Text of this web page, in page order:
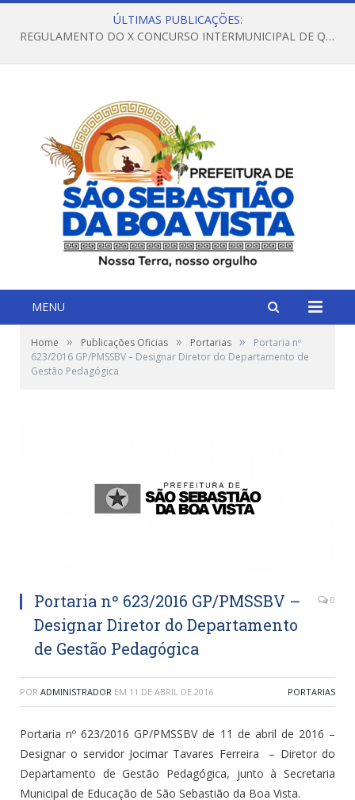
ÚLTIMAS PUBLICAÇÕES:
REGULAMENTO DO X CONCURSO INTERMUNICIPAL DE QUADRILHAS JUNINAS – 2026 – ARRAIÁ DA VENEZA
MENU
Home » Publicações Oficias » Portarias »
Portaria nº
623/2016 GP/PMSSBV – Designar Diretor do Departamento de
Gestão Pedagógica
Portaria nº 623/2016 GP/PMSSBV –
Designar Diretor do Departamento
de Gestão Pedagógica
0
POR ADMINISTRADOR EM 11 DE ABRIL DE 2016 PORTARIAS
Portaria nº 623/2016 GP/PMSSBV de 11 de abril de 2016 –
Designar o servidor Jocimar Tavares Ferreira – Diretor do
Departamento de Gestão Pedagógica, junto à Secretaria
Municipal de Educação de São Sebastião da Boa Vista.